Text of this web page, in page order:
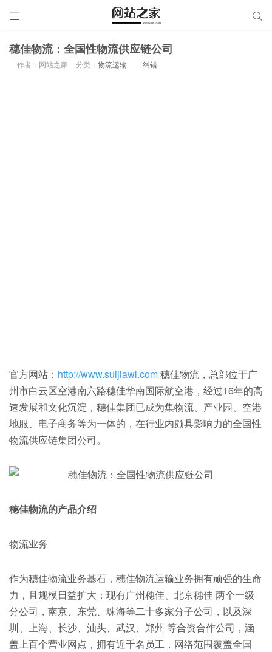
 
穗佳物流：全国性物流供应链公司
作者：网站之家 分类： 物流运输 纠错
官方网站： http://www.suijiawl.com穗佳物流，总部位于广
州市白云区空港南六路穗佳华南国际航空港，经过16年的高
速发展和文化沉淀，穗佳集团已成为集物流、产业园、空港
地服、电子商务等为一体的，在行业内颇具影响力的全国性
物流供应链集团公司。
穗佳物流的产品介绍
物流业务
作为穗佳物流业务基石，穗佳物流运输业务拥有顽强的生命
力，且规模日益扩大：现有广州穗佳、北京穗佳 两个一级
分公司，南京、东莞、珠海等二十多家分子公司，以及深
圳、上海、长沙、汕头、武汉、郑州 等合资合作公司，涵
盖上百个营业网点，拥有近千名员工，网络范围覆盖全国